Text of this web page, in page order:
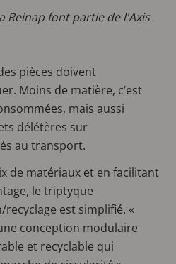
Reinap font partie de l'Axis
pièces doivent
Moins de matière, c’est
mais aussi
délétères sur
au transport.
de matériaux et en facilitant
le triptyque
est simplifié. «
conception modulaire
et recyclable qui